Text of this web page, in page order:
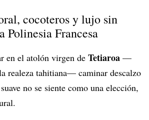
cocoteros y lujo sin
Polinesia Francesa
en el atolón virgen de Tetiaroa —
realeza tahitiana— caminar descalzo
no se siente como una elección,